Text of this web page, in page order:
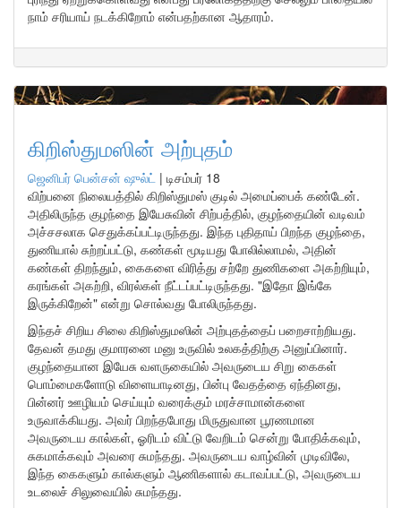
நாம் சரியாய் நடக்கிறோம் என்பதற்கான ஆதாரம்.
கிறிஸ்துமஸின் அற்புதம்
ஜெனிபர் பென்சன் ஷுல்ட் | டிசம்பர் 18
விற்பனை நிலையத்தில் கிறிஸ்துமஸ் குடில் அமைப்பைக் கண்டேன்.
அதிலிருந்த குழந்தை இயேசுவின் சிற்பத்தில், குழந்தையின் வடிவம்
அச்சசலாக செதுக்கப்பட்டிருந்தது. இந்த புதிதாய் பிறந்த குழந்தை,
துணியால் சுற்றப்பட்டு, கண்கள் மூடியது போலில்லாமல், அதின்
கண்கள் திறந்தும், கைகளை விரித்து சற்றே துணிகளை அகற்றியும்,
கரங்கள் அகற்றி, விரல்கள் நீட்டப்பட்டிருந்தது. "இதோ இங்கே
இருக்கிறேன்" என்று சொல்வது போலிருந்தது.
இந்தச் சிறிய சிலை கிறிஸ்துமஸின் அற்புதத்தைப் பறைசாற்றியது.
தேவன் தமது குமாரனை மனு உருவில் உலகத்திற்கு அனுப்பினார்.
குழந்தையான இயேசு வளருகையில் அவருடைய சிறு கைகள்
பொம்மைகளோடு விளையாடினது, பின்பு வேதத்தை ஏந்தினது,
பின்னர் ஊழியம் செய்யும் வரைக்கும் மரச்சாமான்களை
உருவாக்கியது. அவர் பிறந்தபோது மிருதுவான பூரணமான
அவருடைய கால்கள், ஓரிடம் விட்டு வேறிடம் சென்று போதிக்கவும்,
சுகமாக்கவும் அவரை சுமந்தது. அவருடைய வாழ்வின் முடிவிலே,
இந்த கைகளும் கால்களும் ஆணிகளால் கடாவப்பட்டு, அவருடைய
உடலைச் சிலுவையில் சுமந்தது.